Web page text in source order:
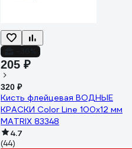
205 ₽
320 ₽
Кисть флейцевая ВОДНЫЕ
КРАСКИ Color Line 100x12 мм
MATRIX 83348
4.7
(44)